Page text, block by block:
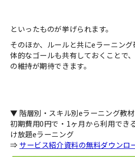
といったものが挙げられます。
そのほか、ルールと共にeラーニン
体的なゴールも共有しておくことで
の維持が期待できます。
▼ 階層別・スキル別eラーニング教
初期費用0円で・1ヶ月から利用でき
け放題eラーニング
⇒ サービス紹介資料の無料ダウンロ